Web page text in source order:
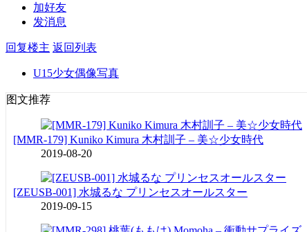
加好友
发消息
回复楼主 返回列表
U15少女偶像写真
图文推荐
[MMR-179] Kuniko Kimura 木村訓子 – 美☆少女時代
2019-08-20
[ZEUSB-001] 水城るな プリンセスオールスター
2019-09-15